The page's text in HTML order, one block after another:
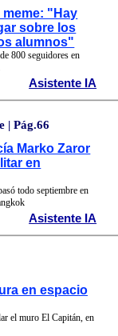
meme: "Hay
sobre los
alumnos"
800 seguidores en
Asistente IA
| Pág.66
Marko Zaror
en
todo septiembre en
Asistente IA
en espacio
el muro El Capitán, en